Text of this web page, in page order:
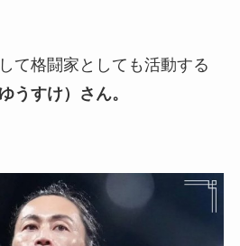
て格闘家としても活動する
うすけ）さん。